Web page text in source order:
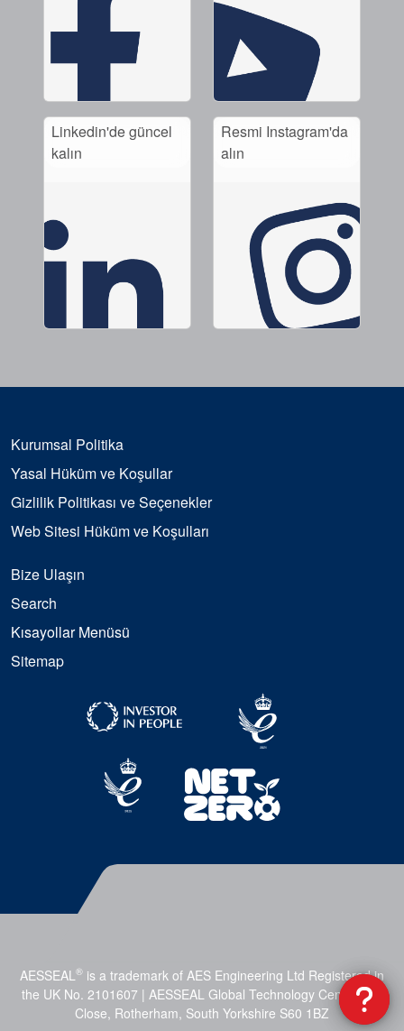
Linkedin'de güncel
kalın
Resmi Instagram'da
alın
Kurumsal Politika
Yasal Hüküm ve Koşullar
Gizlilik Politikası ve Seçenekler
Web Sitesi Hüküm ve Koşulları
Bize Ulaşın
Search
Kısayollar Menüsü
Sitemap
AESSEAL ® is a trademark of AES Engineering Ltd Registered in
the UK No. 2101607 | AESSEAL Global Technology Centre, Mill
Close, Rotherham, South Yorkshire S60 1BZ